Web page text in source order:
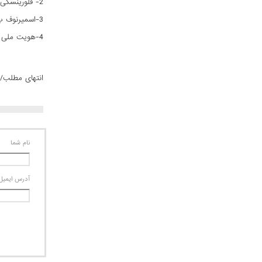
3-اسمیرنوف پ. هویت ملی، ماهیت ملی و ذهنیت ملی: مفاهیم و عوامل شکل‌گیری. Credo New، شماره 4. سال 2015.
4-هویت ملی و آینده روسیه. گزارش کلوب بین‌المللی "والدای". مسکو. 2014.
انتهای
نام شما
آدرس